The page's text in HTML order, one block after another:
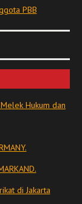
PBB
Hukum dan
di Jakarta